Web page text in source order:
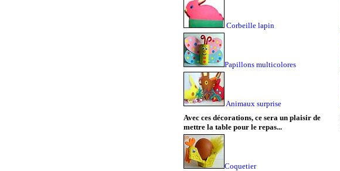
Corbeille lapin
Papillons multicolores
Animaux surprise
Avec ces décorations, ce sera un plaisir de
mettre la table pour le repas...
Coquetier